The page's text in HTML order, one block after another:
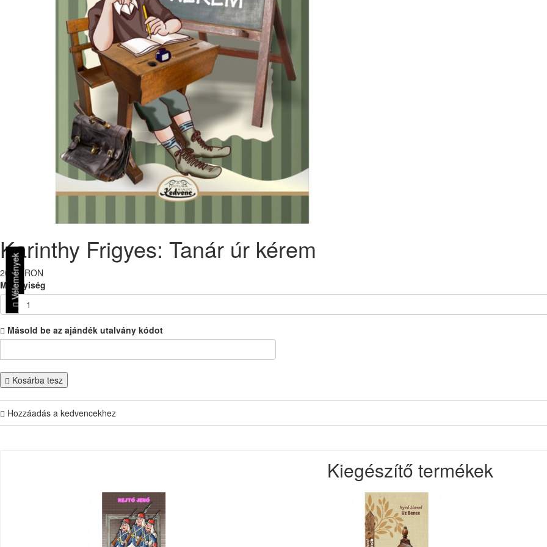
Karinthy Frigyes: Tanár úr kérem
20.00 RON
Mennyiség
Másold be az ajándék utalvány kódot
Kosárba tesz
Hozzáadás a kedvencekhez
Kiegészítő termékek
Vélemények